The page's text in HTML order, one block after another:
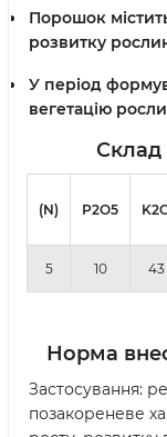
Порошок
розвитку
У період
вегетацію
Склад
(N) Р2О5
5 10 43
Норма
Застосування:
позакореневе